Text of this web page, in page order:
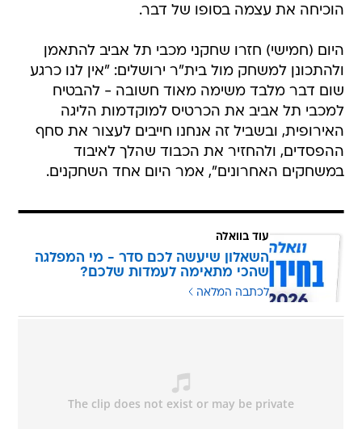
הוכיחה את עצמה בסופו של דבר.
היום (חמישי) חזרו שחקני מכבי תל אביב להתאמן
ולהתכונן למשחק מול בית"ר ירושלים: "אין לנו כרגע
שום דבר מלבד משימה מאוד חשובה - להבטיח
למכבי תל אביב את הכרטיס למוקדמות הליגה
האירופית, ובשביל זה אנחנו חייבים לעצור את סחף
ההפסדים, ולהחזיר את הכבוד שהלך לאיבוד
במשחקים האחרונים", אמר היום אחד השחקנים.
עוד בוואלה
השאלון שיעשה לכם סדר - מי המפלגה
שהכי מתאימה לעמדות שלכם?
לכתבה המלאה